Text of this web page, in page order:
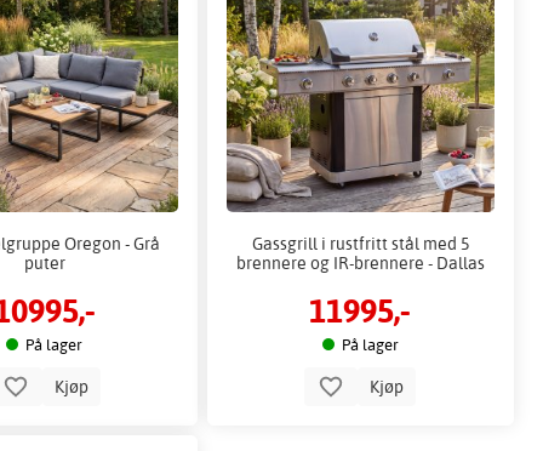
Oregon - Grå
puter
På lager
Kjøp
Gassgrill i rustfritt stål med 5
brennere og IR-brennere - Dallas
11995,-
På lager
Kjøp